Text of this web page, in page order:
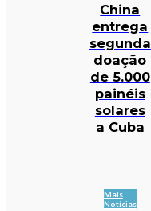
China
entrega
segunda
doação
de 5.000
painéis
solares
a Cuba
Mais
Notícias